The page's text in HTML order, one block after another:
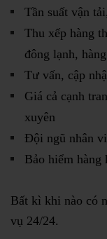
Tần suất vận
Thu xếp hàng
đông lạnh,
Tư vấn, cập
Giá cả cạnh
xuyên
Đội ngũ nhân
Bảo hiểm hàng
Bất kì khi nào có
vụ 24/24.